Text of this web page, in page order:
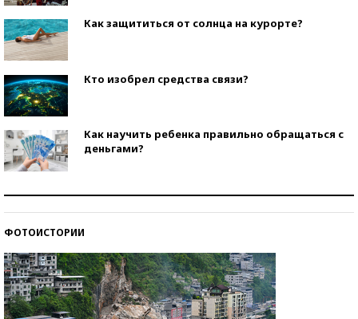
Как защититься от солнца на курорте?
Кто изобрел средства связи?
Как научить ребенка правильно обращаться с
деньгами?
ФОТОИСТОРИИ